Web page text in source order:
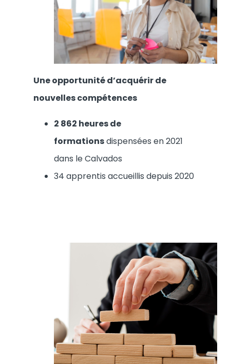
Une opportunité d’acquérir de
nouvelles compétences
2 862 heures de
formationsdispensées en 2021
dans le Calvados
34 apprentis accueillis depuis 2020